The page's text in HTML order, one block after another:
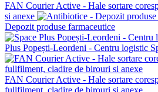
FAN Courier Active - Hale sortare
si anexe
Depozit produse farmaceutice
Plus Popești-Leordeni - Centru logistic
FAN Courier Active - Hale sortare